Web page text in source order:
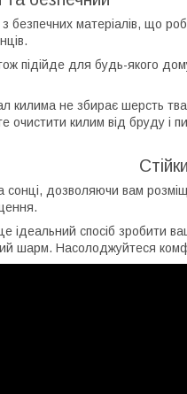
безпечних матеріалів, що
підійде для будь-якого
килима не збирає шерсть
очистити килим від бруду і
сонці, дозволяючи вам
ідеальний спосіб зробити
шарм. Насолоджуйтеся